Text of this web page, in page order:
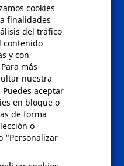
cookies
finalidades
del tráfico
contenido
y con
más
nuestra
Puedes aceptar
en bloque o
de forma
o
“Personalizar